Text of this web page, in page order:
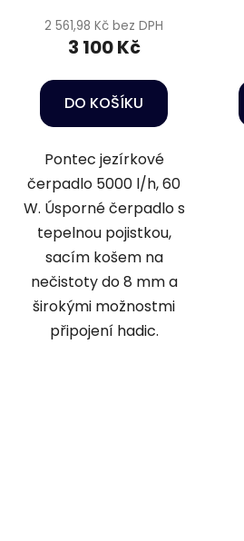
2 561,98 Kč bez DPH
3 100 Kč
DO KOŠÍKU
Pontec jezírkové
čerpadlo 5000 l/h, 60
W. Úsporné čerpadlo s
tepelnou pojistkou,
sacím košem na
nečistoty do 8 mm a
širokými možnostmi
připojení hadic.